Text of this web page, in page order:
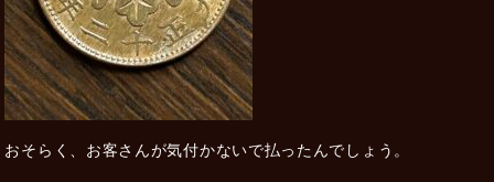
おそらく、お客さんが気付かないで払ったんでしょう。